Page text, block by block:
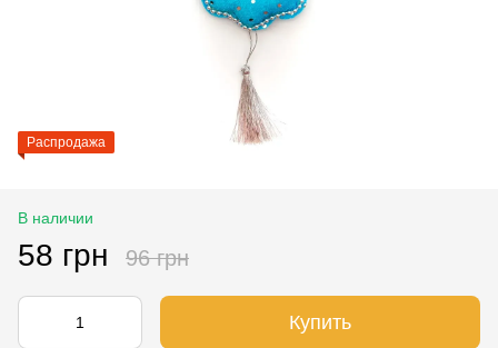
Распродажа
В наличии
58 грн 96 грн
Купить